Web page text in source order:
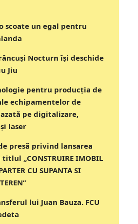
scoate un egal pentru
Nocturn își deschide
Jiu
pentru producția de
echipamentelor de
pe digitalizare,
laser
presă privind lansarea
„CONSTRUIRE IMOBIL
CU SUPANTA SI
lui Juan Bauza. FCU